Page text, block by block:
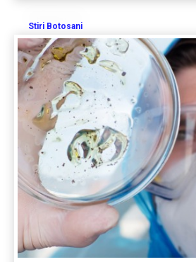
Stiri Botosani